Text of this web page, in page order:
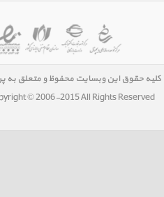
کلیه حقوق این وبسایت محفوظ و متعلق به
© 2006-2015 All Rights Reserved